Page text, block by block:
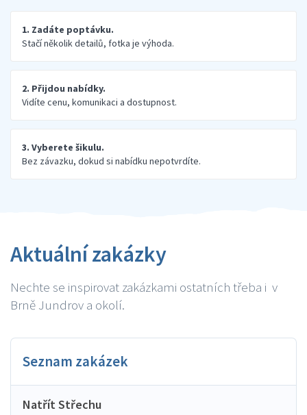
1. Zadáte poptávku.
Stačí několik detailů, fotka je výhoda.
2. Přijdou nabídky.
Vidíte cenu, komunikaci a dostupnost.
3. Vyberete šikulu.
Bez závazku, dokud si nabídku nepotvrdíte.
Aktuální zakázky
Nechte se inspirovat zakázkami ostatních třeba i v
Brně Jundrov a okolí.
Seznam zakázek
Natřít Střechu